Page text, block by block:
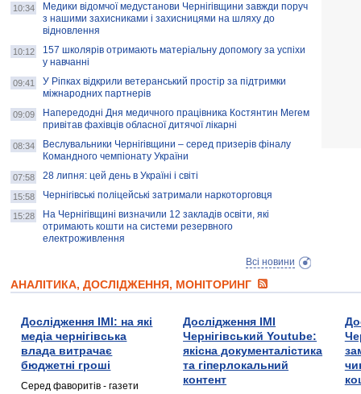
10:34
Медики відомчої медустанови Чернігівщини завжди поруч
з нашими захисниками і захисницями на шляху до
відновлення
10:12
157 школярів отримають матеріальну допомогу за успіхи
у навчанні
09:41
У Ріпках відкрили ветеранський простір за підтримки
міжнародних партнерів
09:09
Напередодні Дня медичного працівника Костянтин Мегем
привітав фахівців обласної дитячої лікарні
08:34
Веслувальники Чернігівщини – серед призерів фіналу
Командного чемпіонату України
07:58 28 липня: цей день в Україні і світі
15:58 Чернігівські поліцейські затримали наркоторговця
15:28
На Чернігівщині визначили 12 закладів освіти, які
отримають кошти на системи резервного
електроживлення
Всі новини
АНАЛІТИКА, ДОСЛІДЖЕННЯ, МОНІТОРИНГ
Дослідження ІМІ: на які
медіа чернігівська
влада витрачає
бюджетні гроші
Серед фаворитів - газети
Дослідження ІМІ
Чернігівський Youtube:
якісна документалістика
та гіперлокальний
контент